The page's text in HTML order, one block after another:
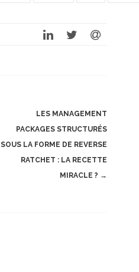
LES MANAGEMENT
PACKAGES STRUCTURÉS
SOUS LA FORME DE REVERSE
RATCHET : LA RECETTE
MIRACLE ? →